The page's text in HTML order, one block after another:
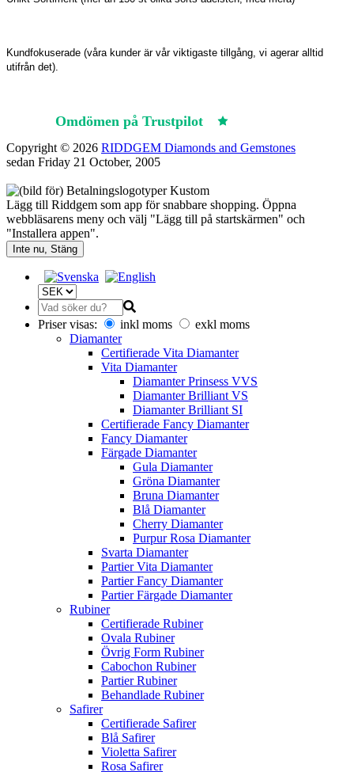
Kundfokuserade (våra kunder är vår viktigaste tillgång, vi agerar alltid
utifrån det).
Omdömen på Trustpilot
Copyright © 2026 RIDDGEM Diamonds and Gemstones
sedan Friday 21 October, 2005
Lägg till Riddgem som app för snabbare shopping. Öppna
webbläsarens meny och välj "Lägg till på startskärmen" och
"Installera appen".
Inte nu, Stäng
Priser visas: inkl moms
exkl moms
Diamanter
Certifierade Vita Diamanter
Vita Diamanter
Diamanter Prinsess VVS
Diamanter Brilliant VS
Diamanter Brilliant SI
Certifierade Fancy Diamanter
Fancy Diamanter
Färgade Diamanter
Gula Diamanter
Gröna Diamanter
Bruna Diamanter
Blå Diamanter
Cherry Diamanter
Purpur Rosa Diamanter
Svarta Diamanter
Partier Vita Diamanter
Partier Fancy Diamanter
Partier Färgade Diamanter
Rubiner
Certifierade Rubiner
Ovala Rubiner
Övrig Form Rubiner
Cabochon Rubiner
Partier Rubiner
Behandlade Rubiner
Safirer
Certifierade Safirer
Blå Safirer
Violetta Safirer
Rosa Safirer